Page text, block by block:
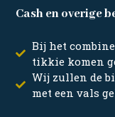
Cash en overige
Bij het
tikkie komen
Wij zullen de
met een vals